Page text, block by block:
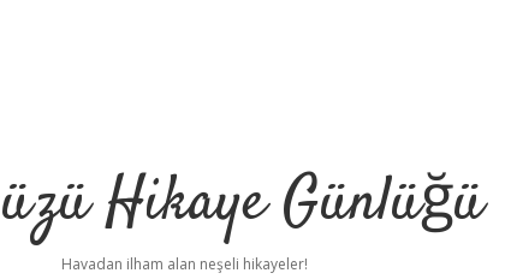
Hikaye Günlüğü
Havadan ilham alan neşeli hikayeler!